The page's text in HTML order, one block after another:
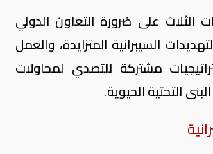
الثلاث على ضرورة التعاون الدولي
السيبرانية المتزايدة، والعمل
مشتركة للتصدي لمحاولات
التحتية الحيوية.